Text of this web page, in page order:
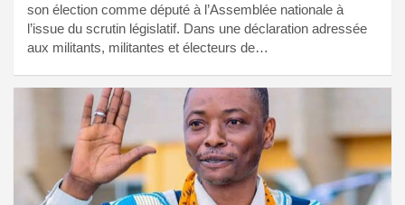
son élection comme député à l’Assemblée nationale à
l’issue du scrutin législatif. Dans une déclaration adressée
aux militants, militantes et électeurs de…